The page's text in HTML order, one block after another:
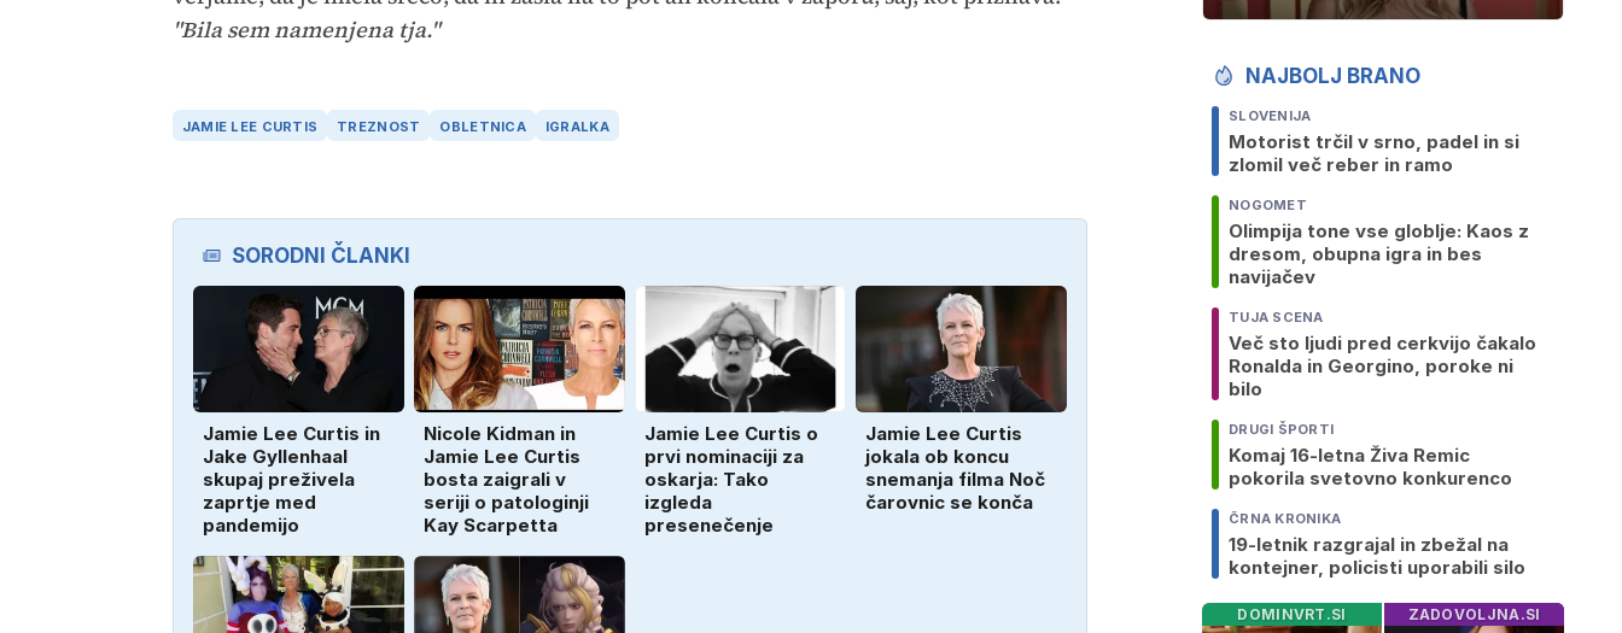
"Bila sem namenjena tja."
JAMIE LEE CURTIS TREZNOST OBLETNICA IGRALKA
SORODNI ČLANKI
Jamie Lee Curtis in
Jake Gyllenhaal
skupaj preživela
zaprtje med
pandemijo
Nicole Kidman in
Jamie Lee Curtis
bosta zaigrali v
seriji o patologinji
Kay Scarpetta
Jamie Lee Curtis o
prvi nominaciji za
oskarja: Tako
izgleda
presenečenje
Jamie Lee Curtis
jokala ob koncu
snemanja filma Noč
čarovnic se konča
NAJBOLJ BRANO
SLOVENIJA
Motorist trčil v srno, padel in si
zlomil več reber in ramo
NOGOMET
Olimpija tone vse globlje: Kaos z
dresom, obupna igra in bes
navijačev
TUJA SCENA
Več sto ljudi pred cerkvijo čakalo
Ronalda in Georgino, poroke ni
bilo
DRUGI ŠPORTI
Komaj 16-letna Živa Remic
pokorila svetovno konkurenco
ČRNA KRONIKA
19-letnik razgrajal in zbežal na
kontejner, policisti uporabili silo
DOMINVRT.SI ZADOVOLJNA.SI